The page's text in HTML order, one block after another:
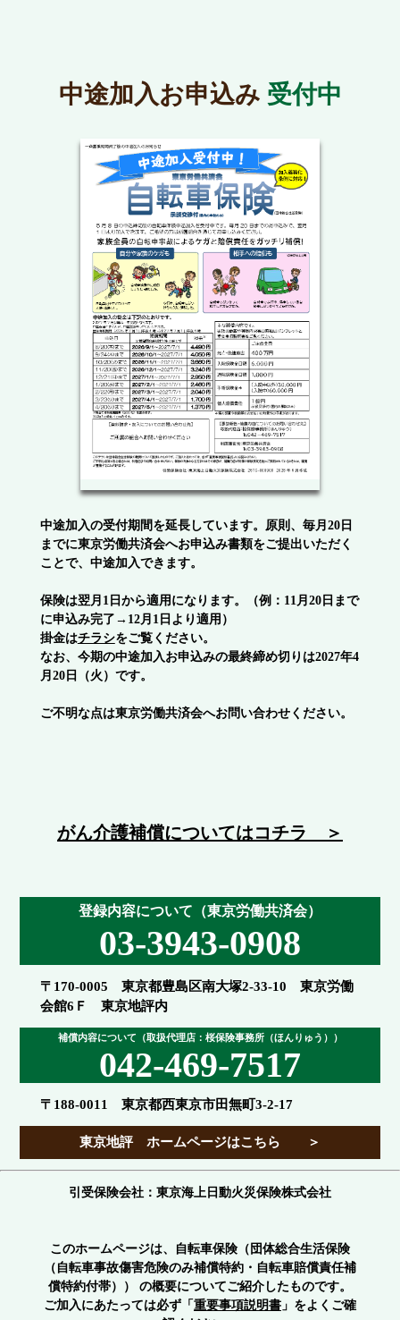
中途加入お申込み 受付中
中途加入の受付期間を延長しています。原則、毎月20日
までに東京労働共済会へお申込み書類をご提出いただく
ことで、中途加入できます。
保険は翌月1日から適用になります。（例：11月20日まで
に申込み完了→12月1日より適用）
掛金はチラシをご覧ください。
なお、今期の中途加入お申込みの最終締め切りは2027年4
月20日（火）です。
ご不明な点は東京労働共済会へお問い合わせください。
がん介護補償についてはコチラ ＞
登録内容について（東京労働共済会）
03-3943-0908
〒170-0005 東京都豊島区南大塚2-33-10 東京労働
会館6Ｆ 東京地評内
補償内容について（取扱代理店：桜保険事務所（ほんりゅう））
042-469-7517
〒188-0011 東京都西東京市田無町3-2-17
東京地評 ホームページはこちら ＞
引受保険会社：東京海上日動火災保険株式会社
このホームページは、自転車保険（団体総合生活保険
（自転車事故傷害危険のみ補償特約・自転車賠償責任補
償特約付帯）） の概要についてご紹介したものです。
ご加入にあたっては必ず「重要事項説明書」をよくご確